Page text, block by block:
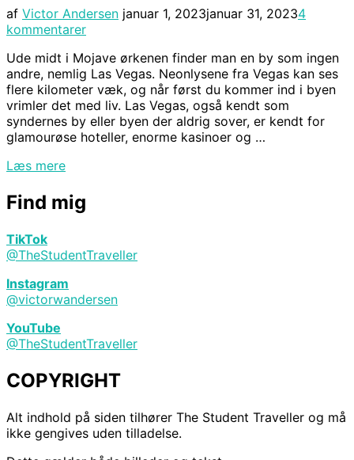
af Victor AndersenUdgivet
januar 1, 2023januar 31, 20234
kommentarer
Ude midt i Mojave ørkenen finder man en by som ingen
andre, nemlig Las Vegas. Neonlysene fra Vegas kan ses
flere kilometer væk, og når først du kommer ind i byen
vrimler det med liv. Las Vegas, også kendt som
syndernes by eller byen der aldrig sover, er kendt for
glamourøse hoteller, enorme kasinoer og …
Læs mere“Top
seværdigheder
og
Las
Find mig
TikTok
@TheStudentTraveller
Instagram
@victorwandersen
YouTube
@TheStudentTraveller
COPYRIGHT
Alt indhold på siden tilhører The Student Traveller og må
ikke gengives uden tilladelse.